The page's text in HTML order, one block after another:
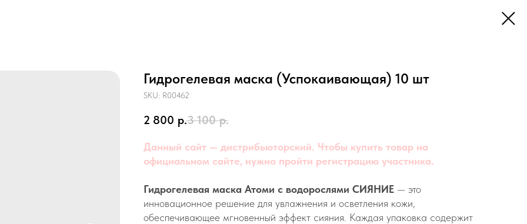
Гидрогелевая маска (Успокаивающая) 10 шт
SKU: R00462
2 800 р.3 100 р.
Данный сайт — дистрибьюторский. Чтобы купить товар на
официальном сайте, нужно пройти регистрацию участника.
Гидрогелевая маска Атоми с водорослями СИЯНИЕ — это
инновационное решение для увлажнения и осветления кожи,
обеспечивающее мгновенный эффект сияния. Каждая упаковка содержит